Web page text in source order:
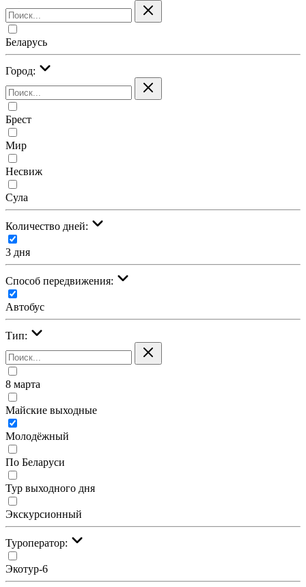
Беларусь
Город:
Брест
Мир
Несвиж
Сула
Количество дней:
3 дня
Cпособ передвижения:
Автобус
Тип:
8 марта
Майские выходные
Молодёжный
По Беларуси
Тур выходного дня
Экскурсионный
Туроператор:
Экотур-6